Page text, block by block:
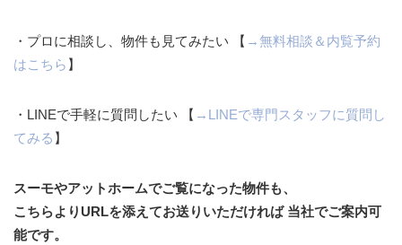
・プロに相談し、物件も見てみたい 【 →無料相談＆内覧予約
はこちら 】
・LINEで手軽に質問したい 【 →LINEで専門スタッフに質問し
てみる 】
スーモやアットホームでご覧になった物件も、
こちらよりURLを添えてお送りいただければ 当社でご案内可
能です。